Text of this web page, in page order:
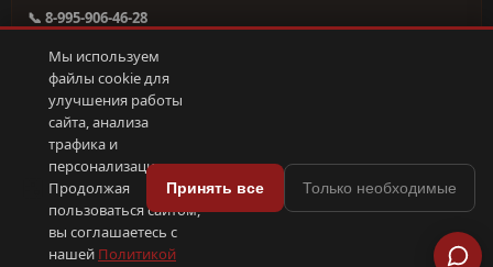
📞 8-995-906-46-28
🕐 Круглосуточно, без выходных
Написать в поддержку →
© 2026 С иголочки | 37. Все права защищены.
🛠 Поддержка·Оферта· 📦 YML-фид
Мы используем
файлы cookie для
улучшения работы
сайта, анализа
трафика и
персонализации.
Продолжая
пользоваться сайтом,
вы соглашаетесь с
нашей Политикой
Принять все Только необходимые